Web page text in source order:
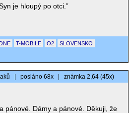
je hloupý po otci.”
T-MOBILE O2 SLOVENSKO
posláno 68x známka 2,64 (45x)
a pánové. Dámy a pánové. Děkuji, že